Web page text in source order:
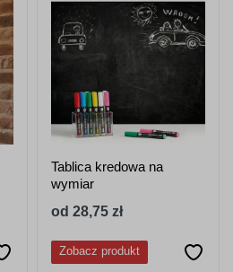
Tablica kredowa na
wymiar
od 28,75 zł
Zobacz produkt